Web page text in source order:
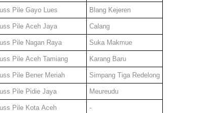
Pile Gayo Lues Blang Kejeren
Pile Aceh Jaya Calang
Pile Nagan Raya Suka Makmue
Pile Aceh Tamiang Karang Baru
Pile Bener Meriah Simpang Tiga Redelong
Pile Pidie Jaya Meureudu
Pile Kota Aceh -